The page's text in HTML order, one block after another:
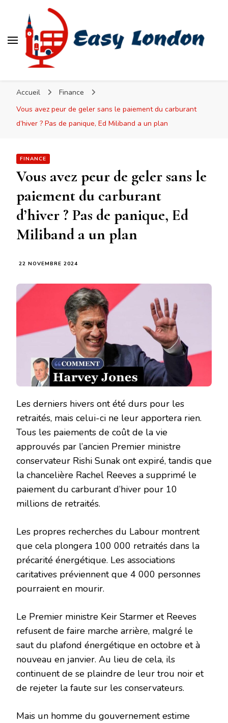
Accueil
Finance
Vous avez peur de geler sans le paiement du carburant
d’hiver ? Pas de panique, Ed Miliband a un plan
FINANCE
Vous avez peur de geler sans le
paiement du carburant
d’hiver ? Pas de panique, Ed
Miliband a un plan
22 NOVEMBRE 2024
Les derniers hivers ont été durs pour les
retraités, mais celui-ci ne leur apportera rien.
Tous les paiements de coût de la vie
approuvés par l’ancien Premier ministre
conservateur Rishi Sunak ont ​​expiré, tandis que
la chancelière Rachel Reeves a supprimé le
paiement du carburant d’hiver pour 10
millions de retraités.
Les propres recherches du Labour montrent
que cela plongera 100 000 retraités dans la
précarité énergétique. Les associations
caritatives préviennent que 4 000 personnes
pourraient en mourir.
Le Premier ministre Keir Starmer et Reeves
refusent de faire marche arrière, malgré le
saut du plafond énergétique en octobre et à
nouveau en janvier. Au lieu de cela, ils
continuent de se plaindre de leur trou noir et
de rejeter la faute sur les conservateurs.
Mais un homme du gouvernement estime